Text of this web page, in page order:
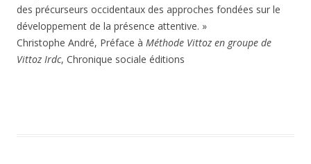
des précurseurs occidentaux des approches fondées sur le
développement de la présence attentive. »
Christophe André, Préface à Méthode Vittoz en groupe de
Vittoz Irdc, Chronique sociale éditions